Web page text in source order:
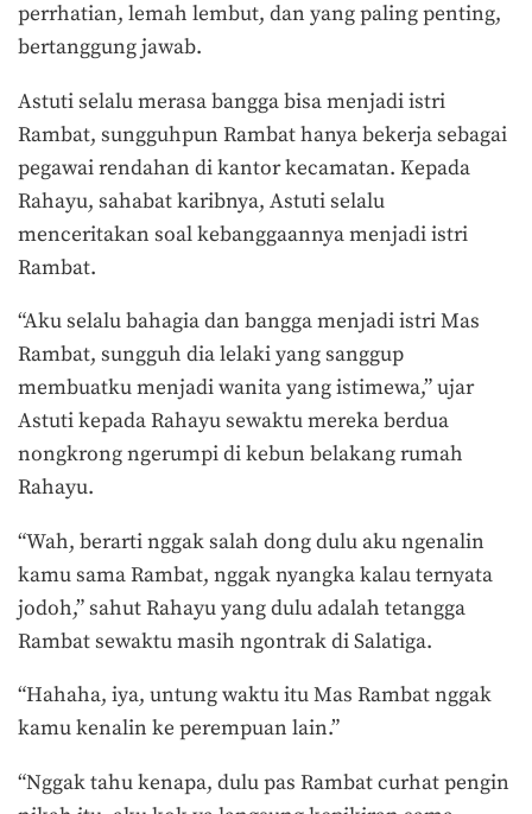
perrhatian, lemah lembut, dan yang paling penting,
bertanggung jawab.
Astuti selalu merasa bangga bisa menjadi istri
Rambat, sungguhpun Rambat hanya bekerja sebagai
pegawai rendahan di kantor kecamatan. Kepada
Rahayu, sahabat karibnya, Astuti selalu
menceritakan soal kebanggaannya menjadi istri
Rambat.
“Aku selalu bahagia dan bangga menjadi istri Mas
Rambat, sungguh dia lelaki yang sanggup
membuatku menjadi wanita yang istimewa,” ujar
Astuti kepada Rahayu sewaktu mereka berdua
nongkrong ngerumpi di kebun belakang rumah
Rahayu.
“Wah, berarti nggak salah dong dulu aku ngenalin
kamu sama Rambat, nggak nyangka kalau ternyata
jodoh,” sahut Rahayu yang dulu adalah tetangga
Rambat sewaktu masih ngontrak di Salatiga.
“Hahaha, iya, untung waktu itu Mas Rambat nggak
kamu kenalin ke perempuan lain.”
“Nggak tahu kenapa, dulu pas Rambat curhat pengin